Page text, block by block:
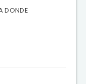
DONDE